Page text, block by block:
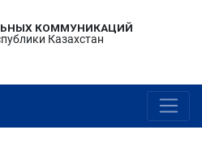
КОММУНИКАЦИЙ
Казахстан